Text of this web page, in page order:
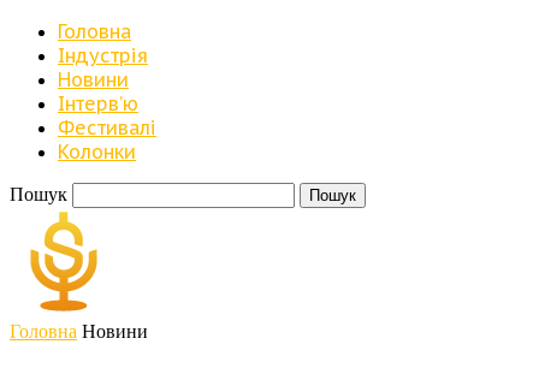
Головна
Індустрія
Новини
Iнтерв’ю
Фестивалі
Колонки
Пошук
Головна Новини